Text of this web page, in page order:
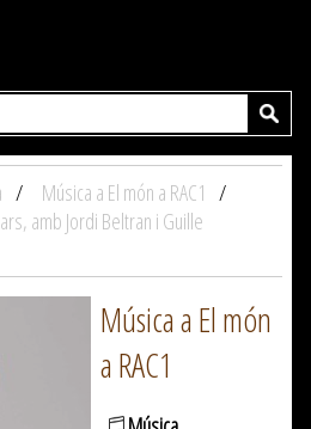
Música a El món a RAC1
amb Jordi Beltran i Guille
Música a El món
a RAC1